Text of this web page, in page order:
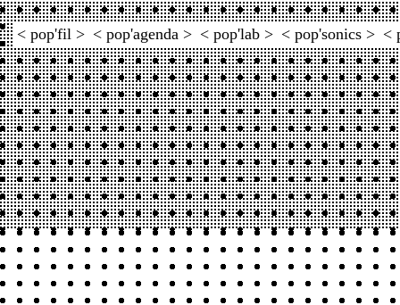
< pop'fil > < pop'agenda > < pop'lab > < pop'sonics > <